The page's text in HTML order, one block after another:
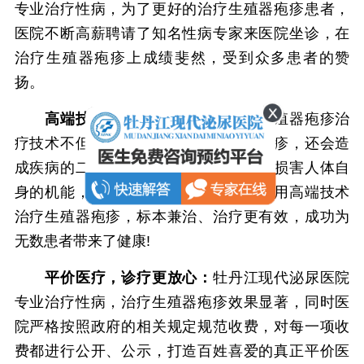
专业治疗性病，为了更好的治疗生殖器疱疹患者，
医院不断高薪聘请了知名性病专家来医院坐诊，在
治疗生殖器疱疹上成绩斐然，受到众多患者的赞
扬。
高端技术，诊疗更治好：传统的生殖器疱疹治
疗技术不但不能够很好的治疗生殖器疱疹，还会造
成疾病的二次症状，有些治疗方式还会损害人体自
身的机能，导致患者病情加重。医院采用高端技术
治疗生殖器疱疹，标本兼治、治疗更有效，成功为
无数患者带来了健康!
平价医疗，诊疗更放心： 牡丹江现代泌尿医院
专业治疗性病，治疗生殖器疱疹效果显著，同时医
院严格按照政府的相关规定规范收费，对每一项收
费都进行公开、公示，打造百姓喜爱的真正平价医